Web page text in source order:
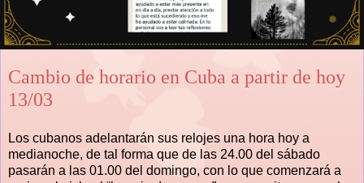
Cambio de horario en Cuba a partir de hoy
13/03
Los cubanos adelantarán sus relojes una hora hoy a
medianoche, de tal forma que de las 24.00 del sábado
pasarán a las 01.00 del domingo, con lo que comenzará a